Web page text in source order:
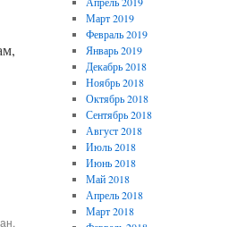
,
Март 2019
Февраль 2019
Январь 2019
Декабрь 2018
Ноябрь 2018
Октябрь 2018
Сентябрь 2018
Август 2018
Июль 2018
Июнь 2018
Май 2018
Апрель 2018
Март 2018